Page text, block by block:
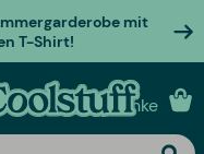
mit
T-Shirt!
geschenke